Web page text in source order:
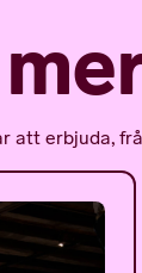
att erbjuda,